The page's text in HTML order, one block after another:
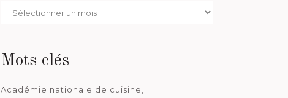
Par
Mots clés
Académie nationale de cuisine